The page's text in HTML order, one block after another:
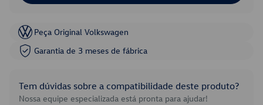
Peça Original Volkswagen
Garantia de 3 meses de fábrica
Tem dúvidas sobre a compatibilidade deste produto?
Nossa equipe especializada está pronta para ajudar!